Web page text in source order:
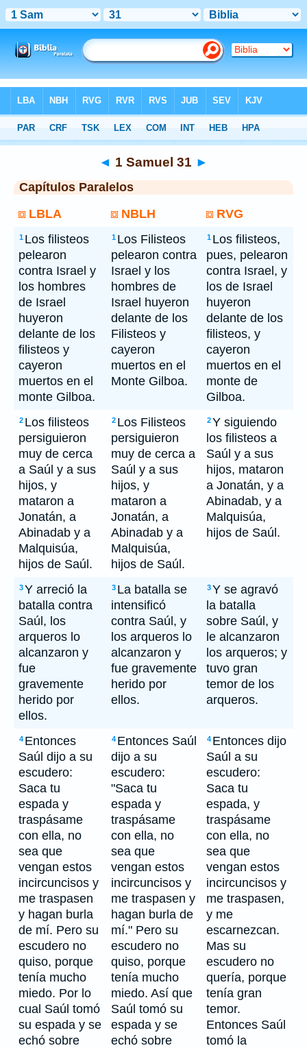
> 1 Samuel 31
◄ 1 Samuel 31 ►
Capítulos Paralelos
LBLA
NBLH RVG
1 Los filisteos
pelearon
contra Israel y
los hombres
de Israel
huyeron
delante de los
filisteos y
cayeron
muertos en el
monte Gilboa.
1 Los Filisteos
pelearon contra
Israel y los
hombres de
Israel huyeron
delante de los
Filisteos y
cayeron
muertos en el
Monte Gilboa.
1 Los filisteos,
pues, pelearon
contra Israel, y
los de Israel
huyeron
delante de los
filisteos, y
cayeron
muertos en el
monte de
Gilboa.
2 Los filisteos
persiguieron
muy de cerca
a Saúl y a sus
hijos, y
mataron a
Jonatán, a
Abinadab y a
Malquisúa,
hijos de Saúl.
2 Los Filisteos
persiguieron
muy de cerca a
Saúl y a sus
hijos, y
mataron a
Jonatán, a
Abinadab y a
Malquisúa,
hijos de Saúl.
2Y siguiendo
los filisteos a
Saúl y a sus
hijos, mataron
a Jonatán, y a
Abinadab, y a
Malquisúa,
hijos de Saúl.
3Y arreció la
batalla contra
Saúl, los
arqueros lo
alcanzaron y
fue
gravemente
herido por
ellos.
3 La batalla se
intensificó
contra Saúl, y
los arqueros lo
alcanzaron y
fue gravemente
herido por
ellos.
3Y se agravó
la batalla
sobre Saúl, y
le alcanzaron
los arqueros; y
tuvo gran
temor de los
arqueros.
4 Entonces
Saúl dijo a su
escudero:
Saca tu
espada y
traspásame
con ella, no
sea que
vengan estos
incircuncisos y
me traspasen
y hagan burla
de mí. Pero su
escudero no
quiso, porque
tenía mucho
miedo. Por lo
cual Saúl tomó
su espada y se
echó sobre
4 Entonces Saúl
dijo a su
escudero:
"Saca tu
espada y
traspásame
con ella, no
sea que
vengan estos
incircuncisos y
me traspasen y
hagan burla de
mí." Pero su
escudero no
quiso, porque
tenía mucho
miedo. Así que
Saúl tomó su
espada y se
echó sobre
4 Entonces dijo
Saúl a su
escudero:
Saca tu
espada, y
traspásame
con ella, no
sea que
vengan estos
incircuncisos y
me traspasen,
y me
escarnezcan.
Mas su
escudero no
quería, porque
tenía gran
temor.
Entonces Saúl
tomó la